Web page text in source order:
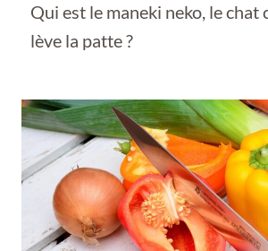
Qui est le maneki neko, le chat
lève la patte ?